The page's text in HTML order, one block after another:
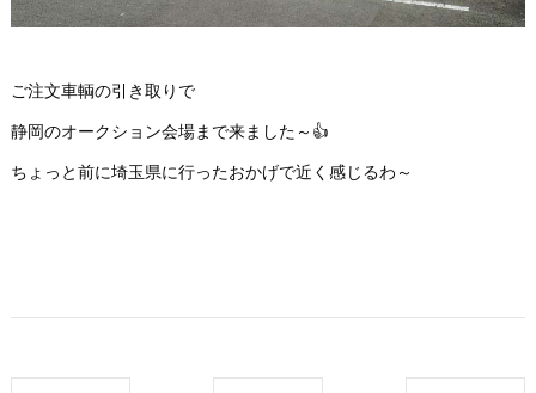
ご注文車輌の引き取りで
静岡のオークション会場まで来ました～👍️
ちょっと前に埼玉県に行ったおかげで近く感じるわ～